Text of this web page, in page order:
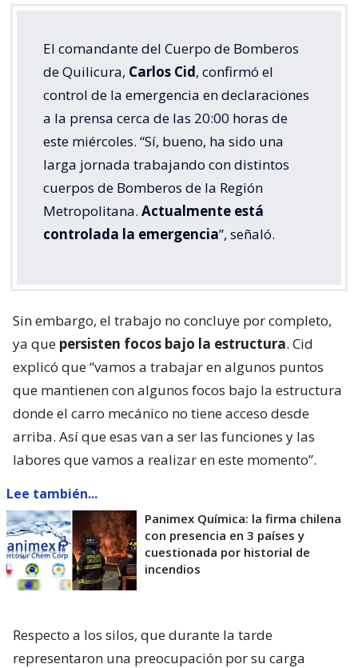
El comandante del Cuerpo de Bomberos
de Quilicura, Carlos Cid, confirmó el
control de la emergencia en declaraciones
a la prensa cerca de las 20:00 horas de
este miércoles. “Sí, bueno, ha sido una
larga jornada trabajando con distintos
cuerpos de Bomberos de la Región
Metropolitana. Actualmente está
controlada la emergencia”, señaló.
Sin embargo, el trabajo no concluye por completo,
ya que persisten focos bajo la estructura. Cid
explicó que “vamos a trabajar en algunos puntos
que mantienen con algunos focos bajo la estructura
donde el carro mecánico no tiene acceso desde
arriba. Así que esas van a ser las funciones y las
labores que vamos a realizar en este momento”.
Lee también...
Panimex Química: la firma chilena
con presencia en 3 países y
cuestionada por historial de
incendios
Respecto a los silos, que durante la tarde
representaron una preocupación por su carga